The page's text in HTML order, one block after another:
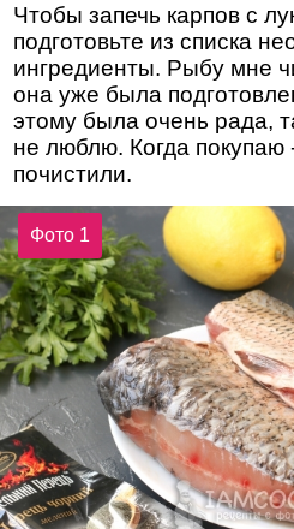
Чтобы запечь карпов с
подготовьте из списка
ингредиенты. Рыбу мне
она уже была
этому была очень рада,
не люблю. Когда покупаю
почистили.
Фото 1